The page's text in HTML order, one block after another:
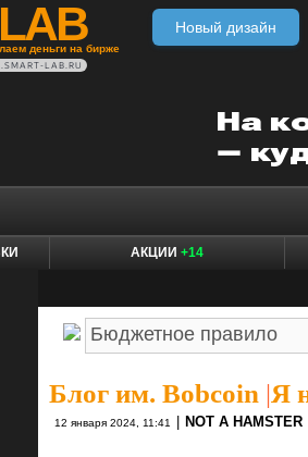
деньги на бирже
Новый дизайн
LAB.RU
АКЦИИ +14
Блог им. Bobcoin |Я
12 января 2024, 11:41 NOT A HAMSTER